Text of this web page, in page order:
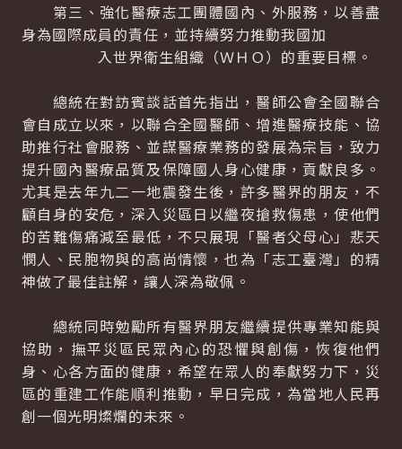
第三、強化醫療志工團體國內、外服務，以善盡
身為國際成員的責任，並持續努力推動我國加
入世界衛生組織（ＷＨＯ）的重要目標。
總統在對訪賓談話首先指出，醫師公會全國聯合
會自成立以來，以聯合全國醫師、增進醫療技能、協
助推行社會服務、並謀醫療業務的發展為宗旨，致力
提升國內醫療品質及保障國人身心健康，貢獻良多。
尤其是去年九二一地震發生後，許多醫界的朋友，不
顧自身的安危，深入災區日以繼夜搶救傷患，使他們
的苦難傷痛減至最低，不只展現「醫者父母心」悲天
憫人、民胞物與的高尚情懷，也為「志工臺灣」的精
神做了最佳註解，讓人深為敬佩。
總統同時勉勵所有醫界朋友繼續提供專業知能與
協助，撫平災區民眾內心的恐懼與創傷，恢復他們
身、心各方面的健康，希望在眾人的奉獻努力下，災
區的重建工作能順利推動，早日完成，為當地人民再
創一個光明燦爛的未來。